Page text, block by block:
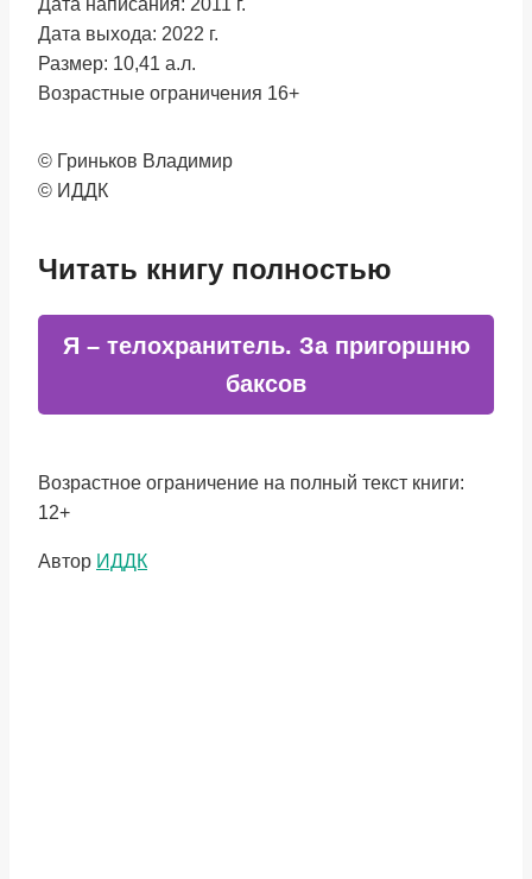
Дата написания: 2011 г.
Дата выхода: 2022 г.
Размер: 10,41 а.л.
Возрастные ограничения 16+
© Гриньков Владимир
© ИДДК
Читать книгу полностью
Я – телохранитель. За пригоршню
баксов
Возрастное ограничение на полный текст книги:
12+
Метки
Автор ИДДК